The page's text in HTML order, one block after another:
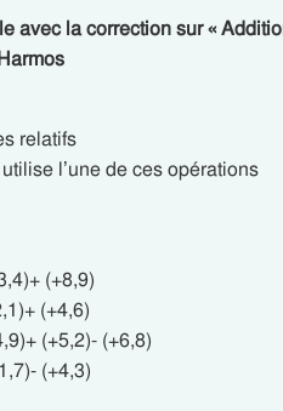
avec la correction sur «
relatifs
l’une de ces opérations
(+8,9)
(+4,6)
(+5,2)- (+6,8)
(+4,3)